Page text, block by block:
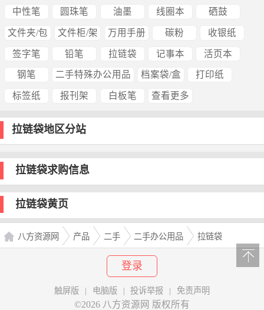
中性笔 圆珠笔 油墨 线圈本 硒鼓
文件夹/包 文件柜/架 万用手册 碳粉 收银纸
签字笔 铅笔 拉链袋 记事本 活页本
钢笔 二手特殊办公用品 档案袋/盒 打印纸
标签纸 报刊架 白板笔 查看更多
拉链袋地区分站
拉链袋求购信息
拉链袋黄页
八方资源网 产品 二手 二手办公用品 拉链袋
登录
触屏版 | 电脑版 | 投诉举报 | 免责声明
©2026 八方资源网 版权所有